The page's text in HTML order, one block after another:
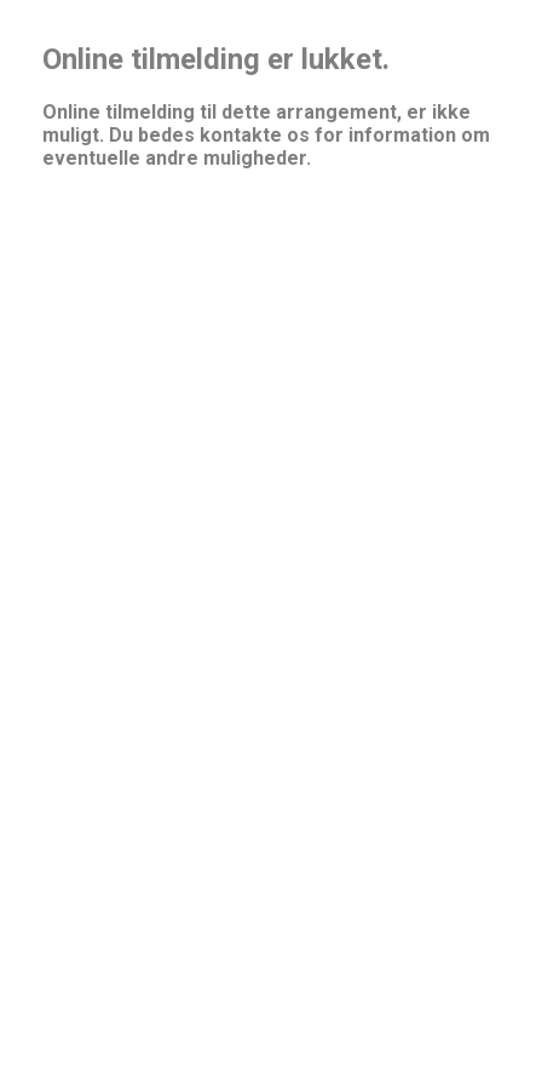
Online tilmelding er lukket.
Online tilmelding til dette arrangement, er ikke
muligt. Du bedes kontakte os for information om
eventuelle andre muligheder.